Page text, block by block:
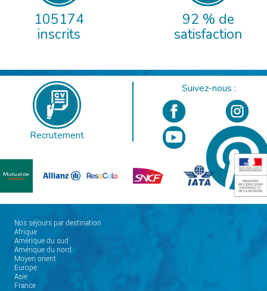
105174
inscrits
92 % de
satisfaction
Recrutement
Suivez-nous :
Nos séjours par destination
Afrique
Amérique du sud
Amérique du nord
Moyen orient
Europe
Asie
France